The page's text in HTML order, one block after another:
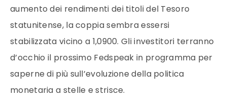
aumento dei rendimenti dei titoli del Tesoro
statunitense, la coppia sembra essersi
stabilizzata vicino a 1,0900. Gli investitori terranno
d’occhio il prossimo Fedspeak in programma per
saperne di più sull’evoluzione della politica
monetaria a stelle e strisce.